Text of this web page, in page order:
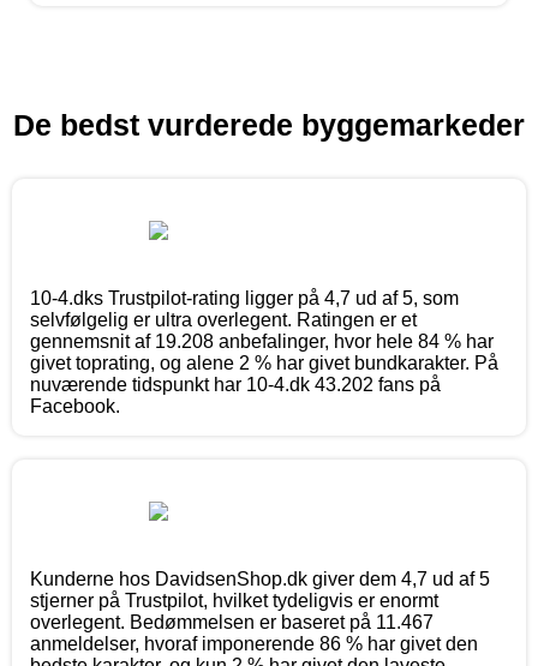
De bedst vurderede byggemarkeder
10-4.dks Trustpilot-rating ligger på 4,7 ud af 5, som
selvfølgelig er ultra overlegent. Ratingen er et
gennemsnit af 19.208 anbefalinger, hvor hele 84 % har
givet toprating, og alene 2 % har givet bundkarakter. På
nuværende tidspunkt har 10-4.dk 43.202 fans på
Facebook.
Kunderne hos DavidsenShop.dk giver dem 4,7 ud af 5
stjerner på Trustpilot, hvilket tydeligvis er enormt
overlegent. Bedømmelsen er baseret på 11.467
anmeldelser, hvoraf imponerende 86 % har givet den